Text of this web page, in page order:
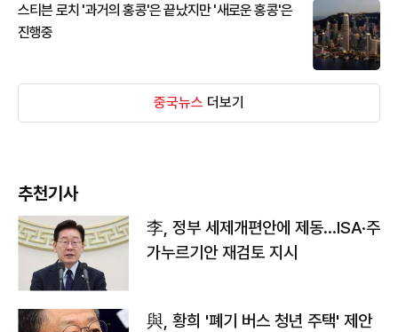
스티븐 로치 '과거의 홍콩'은 끝났지만 '새로운 홍콩'은
진행중
중국뉴스 더보기
추천기사
李, 정부 세제개편안에 제동…ISA·주
가누르기안 재검토 지시
與, 황희 '폐기 버스 청년 주택' 제안